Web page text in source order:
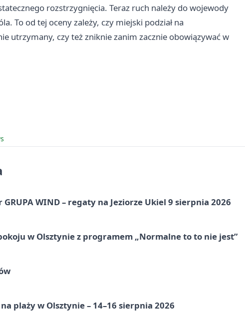
rozstrzygnięcia. Teraz ruch należy do wojewody
To od tej oceny zależy, czy miejski podział na
utrzymany, czy też zniknie zanim zacznie obowiązywać w
WIND – regaty na Jeziorze Ukiel 9 sierpnia 2026
w Olsztynie z programem „Normalne to to nie jest”
plaży w Olsztynie – 14–16 sierpnia 2026